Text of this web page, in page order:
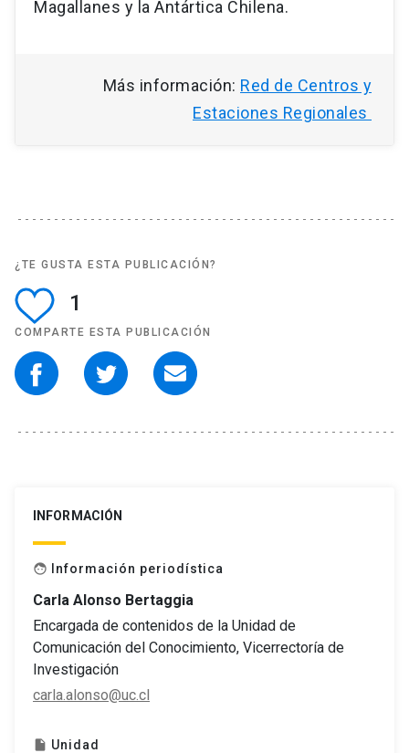
Magallanes y la Antártica Chilena.
Más información: Red de Centros y
Estaciones Regionales
¿TE GUSTA ESTA PUBLICACIÓN?
1
COMPARTE ESTA PUBLICACIÓN
INFORMACIÓN
face Información periodística
Carla Alonso Bertaggia
Encargada de contenidos de la Unidad de
Comunicación del Conocimiento, Vicerrectoría de
Investigación
carla.alonso@uc.cl
insert_drive_file Unidad